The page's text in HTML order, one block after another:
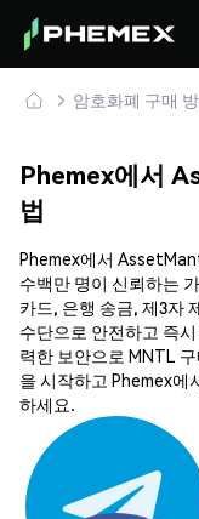
암호화폐 구매
Phemex에서
법
Phemex에서
수백만 명이 신뢰하는
카드, 은행 송금, 제3자
수단으로 안전하고 즉
력한 보안으로 MNTL
을 시작하고 Phemex
하세요.